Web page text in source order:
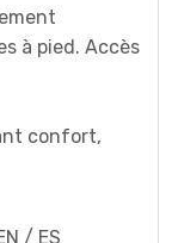
à pied. Accès
confort,
/ ES